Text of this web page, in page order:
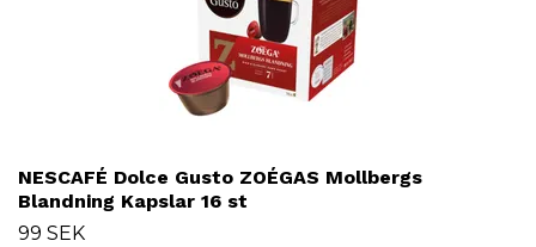
NESCAFÉ Dolce Gusto ZOÉGAS Mollbergs
Blandning Kapslar 16 st
99 SEK